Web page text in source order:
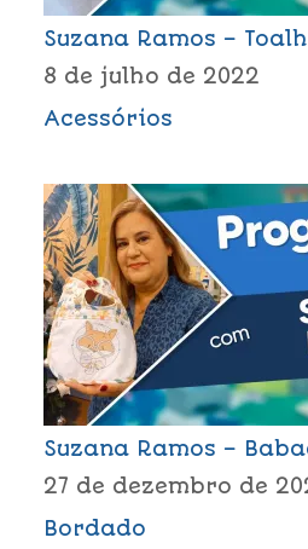
Suzana Ramos –
8 de julho de 2022
Acessórios
Suzana Ramos –
27 de dezembro de
Bordado